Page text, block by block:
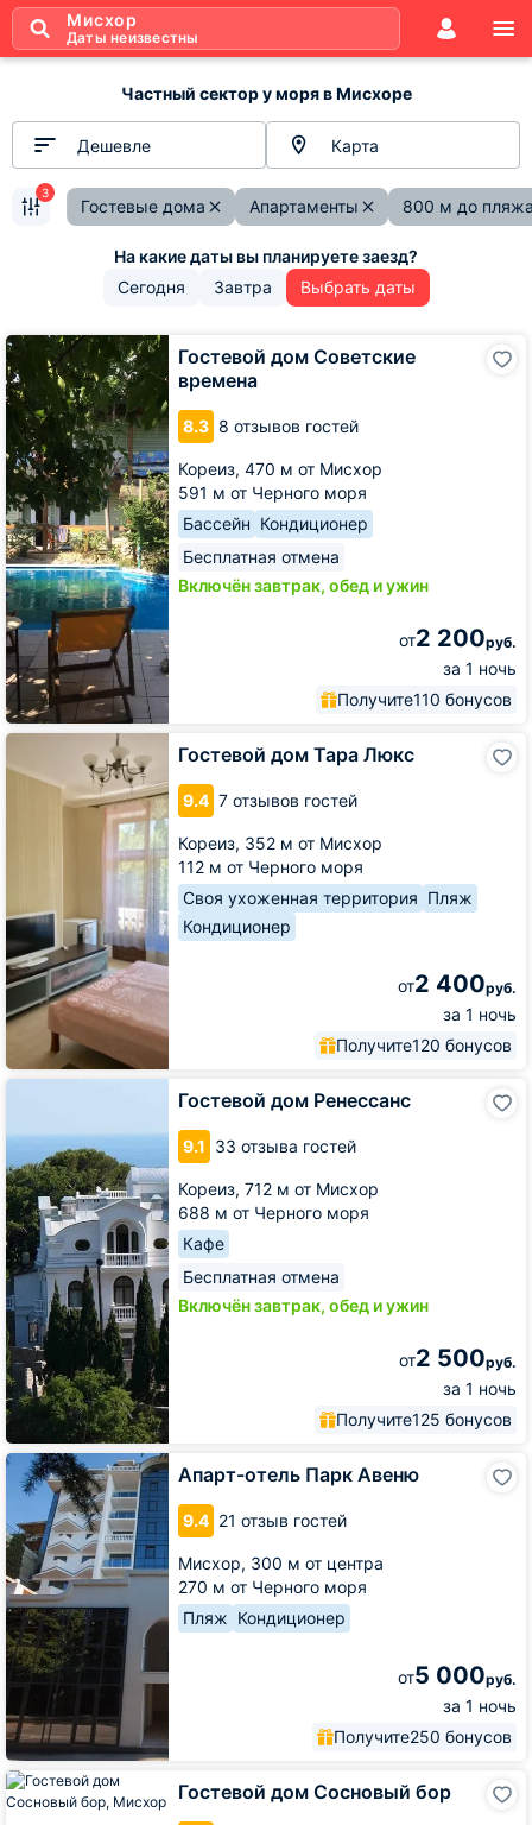
Мисхор
Даты неизвестны
Частный сектор у моря в Мисхоре
Дешевле Карта
Гостевые дома Апартаменты 800 м до
3
Сегодня Завтра Выбрать даты
Гостевой дом Советские
времена
8.3 8 отзывов гостей
Кореиз, 470 м от Мисхор
591 м от Черного моря
Бассейн Кондиционер
Бесплатная отмена
Включён завтрак, обед и ужин
от2 200руб.
за 1 ночь
Получите110 бонусов
Гостевой
дом
Советские
времена
Гостевой дом Тара Люкс
9.4 7 отзывов гостей
Кореиз, 352 м от Мисхор
112 м от Черного моря
Своя ухоженная территория Пляж
Кондиционер
от2 400руб.
за 1 ночь
Получите120 бонусов
Гостевой
дом
Тара
Гостевой дом Ренессанс
9.1 33 отзыва гостей
Кореиз, 712 м от Мисхор
688 м от Черного моря
Кафе
Бесплатная отмена
Включён завтрак, обед и ужин
от2 500руб.
за 1 ночь
Получите125 бонусов
Гостевой
Апарт-отель Парк Авеню
9.4 21 отзыв гостей
Мисхор, 300 м от центра
270 м от Черного моря
Пляж Кондиционер
от5 000руб.
за 1 ночь
Получите250 бонусов
Апарт-
отель
Авеню
Гостевой дом Сосновый бор
Гостевой
дом